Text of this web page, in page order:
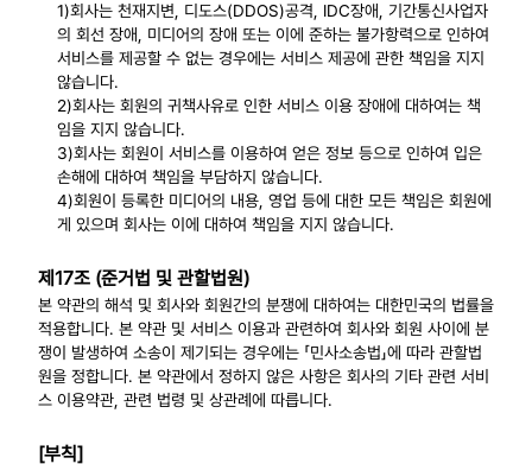
1)회사는 천재지변, 디도스(DDOS)공격, IDC장애, 기간통신사업자
의 회선 장애, 미디어의 장애 또는 이에 준하는 불가항력으로 인하여
서비스를 제공할 수 없는 경우에는 서비스 제공에 관한 책임을 지지
않습니다.
2)회사는 회원의 귀책사유로 인한 서비스 이용 장애에 대하여는 책
임을 지지 않습니다.
3)회사는 회원이 서비스를 이용하여 얻은 정보 등으로 인하여 입은
손해에 대하여 책임을 부담하지 않습니다.
4)회원이 등록한 미디어의 내용, 영업 등에 대한 모든 책임은 회원에
게 있으며 회사는 이에 대하여 책임을 지지 않습니다.
제17조 (준거법 및 관할법원)
본 약관의 해석 및 회사와 회원간의 분쟁에 대하여는 대한민국의 법률을
적용합니다. 본 약관 및 서비스 이용과 관련하여 회사와 회원 사이에 분
쟁이 발생하여 소송이 제기되는 경우에는 「민사소송법」에 따라 관할법
원을 정합니다. 본 약관에서 정하지 않은 사항은 회사의 기타 관련 서비
스 이용약관, 관련 법령 및 상관례에 따릅니다.
[부칙]